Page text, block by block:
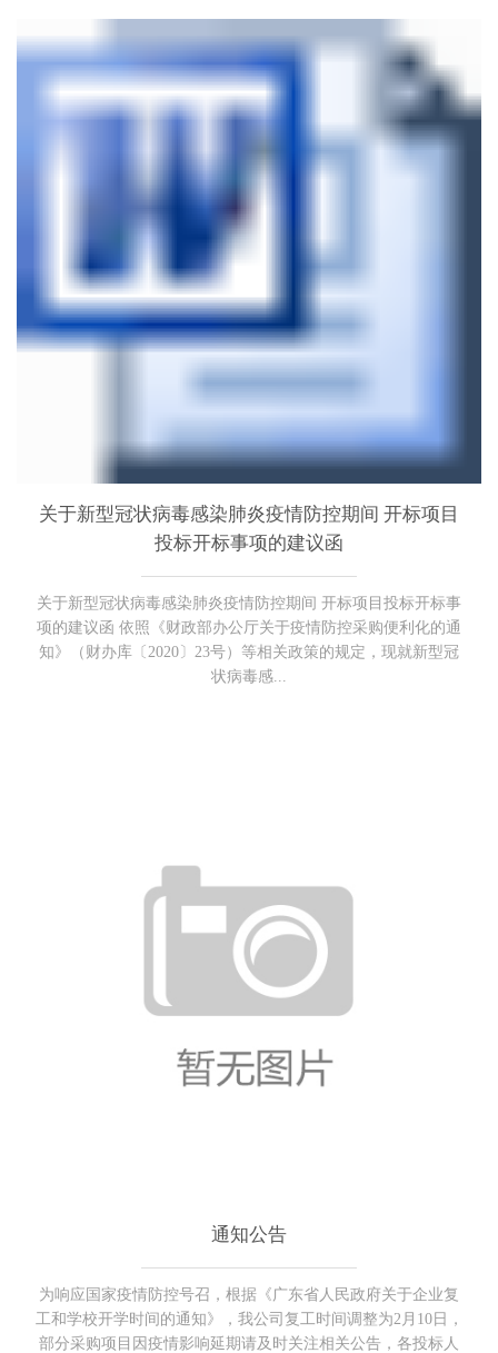
关于新型冠状病毒感染肺炎疫情防控期间 开标项目
投标开标事项的建议函
关于新型冠状病毒感染肺炎疫情防控期间 开标项目投标开标事
项的建议函 依照《财政部办公厅关于疫情防控采购便利化的通
知》（财办库〔2020〕23号）等相关政策的规定，现就新型冠
状病毒感...
通知公告
为响应国家疫情防控号召，根据《广东省人民政府关于企业复
工和学校开学时间的通知》，我公司复工时间调整为2月10日，
部分采购项目因疫情影响延期请及时关注相关公告，各投标人